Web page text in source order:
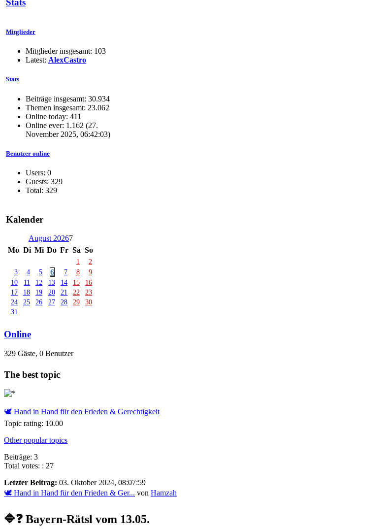
Stats
Mitglieder
Mitglieder insgesamt: 103
Latest: AlexCastro
Stats
Beiträge insgesamt: 30.934
Themen insgesamt: 23.062
Online today: 411
Online ever: 1.162 (27.
November 2025, 06:42:03)
Benutzer online
Users: 0
Guests: 329
Total: 329
Kalender
August 20267
Mo Di Mi Do Fr Sa So
1
2
3
4 5 6 7 8
9
10
11 12 13 14 15
16
17
18 19 20 21 22
23
24
25 26 27 28 29
30
31
Online
329 Gäste, 0 Benutzer
The best topic
🕊 Hand in Hand für den Frieden & Gerechtigkeit
Topic rating: 10.00
Other popular topics
Beiträge: 3
Total votes: : 27
Letzter Beitrag: 03. Oktober 2024, 08:07:59
🕊 Hand in Hand für den Frieden & Ger... von Hamzah
🔷❓ Bayern-Rätsl vom 13.05.